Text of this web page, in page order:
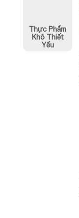
Thực Phẩm
Khô Thiết
Yếu